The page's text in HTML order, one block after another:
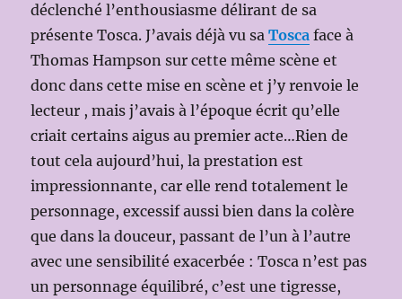
déclenché l’enthousiasme délirant de sa
présente Tosca. J’avais déjà vu saTosca face à
Thomas Hampson sur cette même scène et
donc dans cette mise en scène et j’y renvoie le
lecteur , mais j’avais à l’époque écrit qu’elle
criait certains aigus au premier acte…Rien de
tout cela aujourd’hui, la prestation est
impressionnante, car elle rend totalement le
personnage, excessif aussi bien dans la colère
que dans la douceur, passant de l’un à l’autre
avec une sensibilité exacerbée : Tosca n’est pas
un personnage équilibré, c’est une tigresse,